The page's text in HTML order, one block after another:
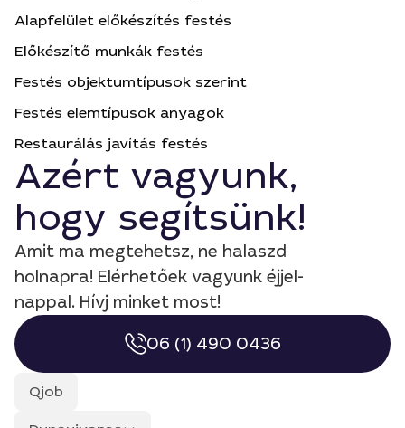
Alapfelület előkészítés festés
Előkészítő munkák festés
Festés objektumtípusok szerint
Festés elemtípusok anyagok
Restaurálás javítás festés
Azért vagyunk,
hogy segítsünk!
Amit ma megtehetsz, ne halaszd
holnapra! Elérhetőek vagyunk éjjel-
nappal. Hívj minket most!
06 (1) 490 0436
Qjob